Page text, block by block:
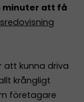
minuter att få
att kunna driva
krångligt
företagare